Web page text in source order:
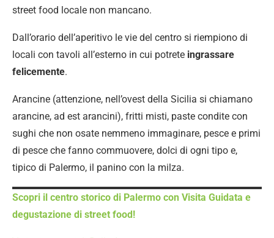
street food locale non mancano.
Dall’orario dell’aperitivo le vie del centro si riempiono di
locali con tavoli all’esterno in cui potrete ingrassare
felicemente.
Arancine (attenzione, nell’ovest della Sicilia si chiamano
arancine, ad est arancini), fritti misti, paste condite con
sughi che non osate nemmeno immaginare, pesce e primi
di pesce che fanno commuovere, dolci di ogni tipo e,
tipico di Palermo, il panino con la milza.
Scopri il centro storico di Palermo con Visita Guidata e
degustazione di street food!